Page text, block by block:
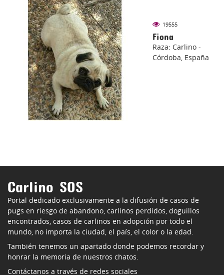
19555
Fiona
Raza: Carlino -
Córdoba, España
Carlino SOS
Portal dedicado exclusivamente a la difusión de casos de
pugs en riesgo de abandono, carlinos perdidos, doguillos
encontrados, casos de carlinos en adopción por todo el
mundo, no importa la ciudad, el país, el color o la edad.
También tenemos un apartado donde podemos recordar y
honrar la memoria de nuestros chatos.
Contáctanos a través de redes sociales